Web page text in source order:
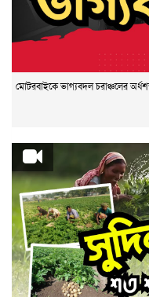
মোটরবাইকে ভাগ্যবদল চরাঞ্চলের